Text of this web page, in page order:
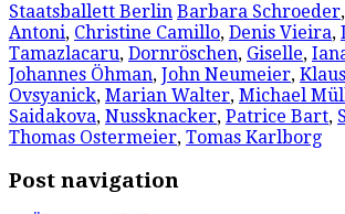
Staatsballett Berlin Barbara Schroeder,
Antoni, Christine Camillo, Denis Vieira,
Tamazlacaru, Dornröschen, Giselle,
Johannes Öhman, John Neumeier,
Ovsyanick, Marian Walter, Michael
Saidakova, Nussknacker, Patrice Bart,
Thomas Ostermeier, Tomas Karlborg
Post navigation